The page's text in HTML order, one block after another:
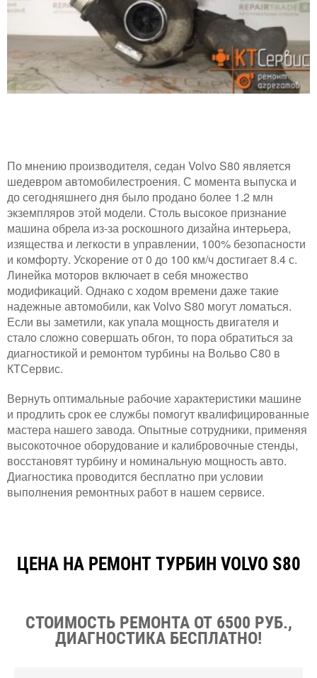
По мнению производителя, седан Volvo S80 является
шедевром автомобилестроения. С момента выпуска и
до сегодняшнего дня было продано более 1.2 млн
экземпляров этой модели. Столь высокое признание
машина обрела из-за роскошного дизайна интерьера,
изящества и легкости в управлении, 100% безопасности
и комфорту. Ускорение от 0 до 100 км/ч достигает 8.4 с.
Линейка моторов включает в себя множество
модификаций. Однако с ходом времени даже такие
надежные автомобили, как Volvo S80 могут ломаться.
Если вы заметили, как упала мощность двигателя и
стало сложно совершать обгон, то пора обратиться за
диагностикой и ремонтом турбины на Вольво С80 в
КТСервис.
Вернуть оптимальные рабочие характеристики машине
и продлить срок ее службы помогут квалифицированные
мастера нашего завода. Опытные сотрудники, применяя
высокоточное оборудование и калибровочные стенды,
восстановят турбину и номинальную мощность авто.
Диагностика проводится бесплатно при условии
выполнения ремонтных работ в нашем сервисе.
ЦЕНА НА РЕМОНТ ТУРБИН VOLVO S80
СТОИМОСТЬ РЕМОНТА ОТ 6500 РУБ.,
ДИАГНОСТИКА БЕСПЛАТНО!